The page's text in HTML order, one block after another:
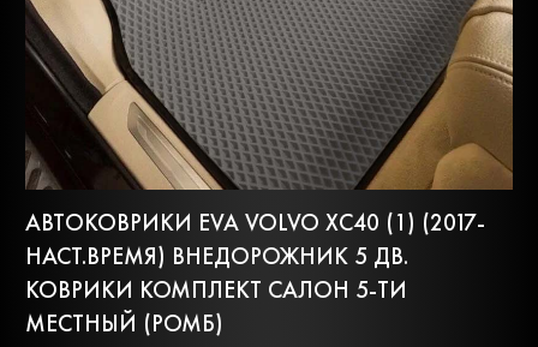
АВТОКОВРИКИ EVA VOLVO XC40 (1) (2017-
НАСТ.ВРЕМЯ) ВНЕДОРОЖНИК 5 ДВ.
КОВРИКИ КОМПЛЕКТ САЛОН 5-ТИ
МЕСТНЫЙ (РОМБ)